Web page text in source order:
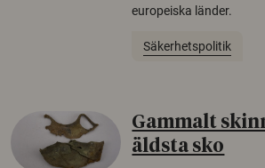
europeiska länder.
Säkerhetspolitik
Gammalt
äldsta sko